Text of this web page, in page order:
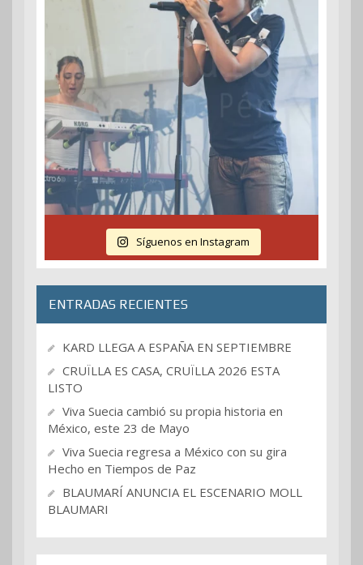
Síguenos en Instagram
ENTRADAS RECIENTES
KARD LLEGA A ESPAÑA EN SEPTIEMBRE
CRUÏLLA ES CASA, CRUÏLLA 2026 ESTA
LISTO
Viva Suecia cambió su propia historia en
México, este 23 de Mayo
Viva Suecia regresa a México con su gira
Hecho en Tiempos de Paz
BLAUMARÍ ANUNCIA EL ESCENARIO MOLL
BLAUMARI